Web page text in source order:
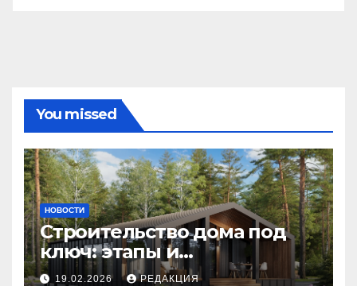
You missed
НОВОСТИ
Строительство дома под
ключ: этапы и
планирование бюджета
19.02.2026 РЕДАКЦИЯ